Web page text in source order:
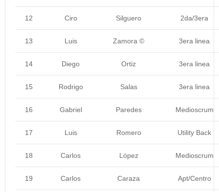
12 Ciro Silguero 2da/3era
13 Luis Zamora © 3era linea
14 Diego Ortiz 3era linea
15 Rodrigo Salas 3era linea
16 Gabriel Paredes Medioscrum
17 Luis Romero Utility Back
18 Carlos López Medioscrum
19 Carlos Caraza Apt/Centro